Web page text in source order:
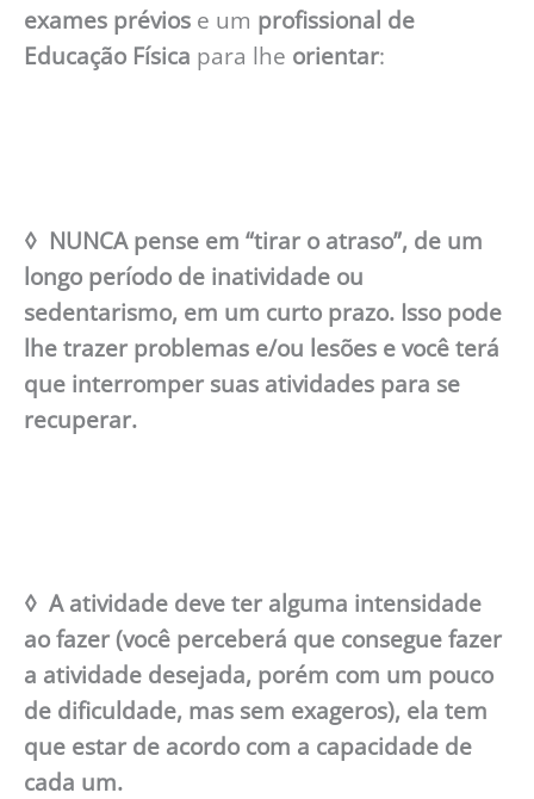
exames prévios e um profissional de
Educação Física para lhe orientar:
◊ NUNCA pense em “tirar o atraso”, de um
longo período de inatividade ou
sedentarismo, em um curto prazo. Isso pode
lhe trazer problemas e/ou lesões e você terá
que interromper suas atividades para se
recuperar.
◊ A atividade deve ter alguma intensidade
ao fazer (você perceberá que consegue fazer
a atividade desejada, porém com um pouco
de dificuldade, mas sem exageros), ela tem
que estar de acordo com a capacidade de
cada um.